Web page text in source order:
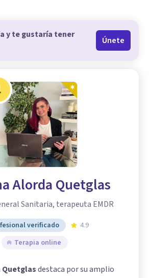
y te gustaría tener
Únete
Alorda Quetglas
Sanitaria, terapeuta EMDR
verificado
4.9
Terapia online
destaca por su amplio